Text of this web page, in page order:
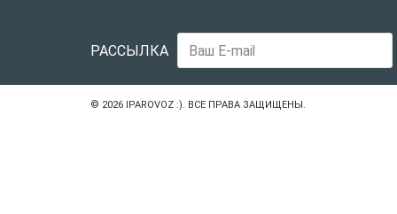
РАССЫЛКА
© 2026 IPAROVOZ :). ВСЕ ПРАВА ЗАЩИЩЕНЫ.